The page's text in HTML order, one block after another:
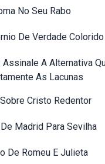
No Seu Rabo
De Verdade Colorido
A Alternativa
As Lacunas
Cristo Redentor
Madrid Para Sevilha
De Romeu E Julieta